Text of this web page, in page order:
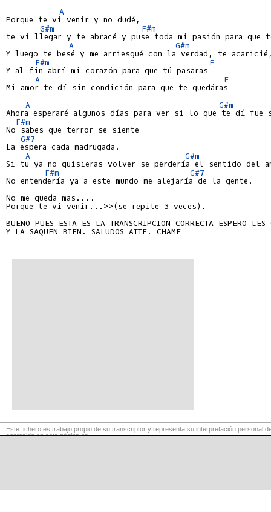
A
Porque te vi venir y no dudé,
G#m
F#m
te vi llegar y te abracé y puse toda mi pasión para que
A
G#m
Y luego te besé y me arriesgué con la verdad, te
F#m
E
Y al fin abrí mi corazón para que tú pasaras
A
E
Mi amor te dí sin condición para que te quedáras
A
G#m
Ahora esperaré algunos días para ver si lo que te dí fue
F#m
No sabes que terror se siente
G#7
La espera cada madrugada.
A
G#m
Si tu ya no quisieras volver se perdería el sentido del
F#m
G#7
No entendería ya a este mundo me alejaría de la gente.
No me queda mas....
Porque te vi venir...>>(se repite 3 veces).
BUENO PUES ESTA ES LA TRANSCRIPCION CORRECTA ESPERO LES
Y LA SAQUEN BIEN. SALUDOS ATTE. CHAME
Este fichero es trabajo propio de su transcriptor y representa su interpretación personal
contenido en esta página es